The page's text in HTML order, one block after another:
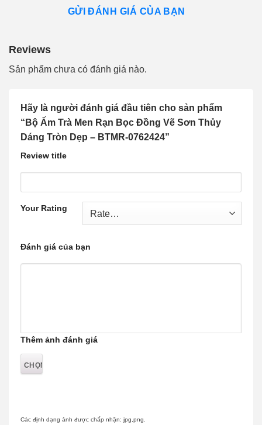
GỬI ĐÁNH GIÁ CỦA BẠN
Reviews
Sản phẩm chưa có đánh giá nào.
Hãy là người đánh giá đầu tiên cho sản phẩm
“Bộ Ấm Trà Men Rạn Bọc Đồng Vẽ Sơn Thủy
Dáng Tròn Dẹp – BTMR-0762424”
Review title
Your Rating
Đánh giá của bạn
Thêm ảnh đánh giá
Các định dạng ảnh được chấp nhận: jpg,png.